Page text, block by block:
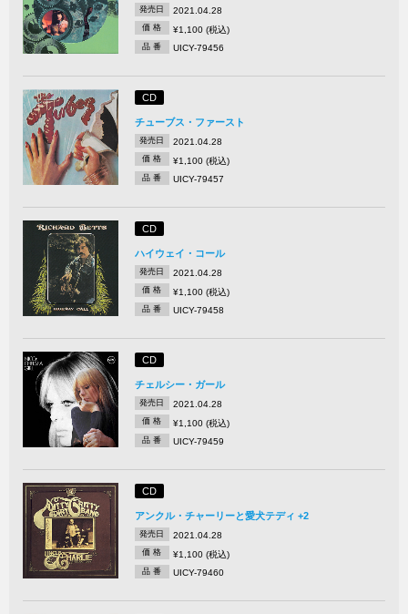
発売日 2021.04.28
価 格 ¥1,100 (税込)
品 番 UICY-79456
CD
チューブス・ファースト
発売日 2021.04.28
価 格 ¥1,100 (税込)
品 番 UICY-79457
CD
ハイウェイ・コール
発売日 2021.04.28
価 格 ¥1,100 (税込)
品 番 UICY-79458
CD
チェルシー・ガール
発売日 2021.04.28
価 格 ¥1,100 (税込)
品 番 UICY-79459
CD
アンクル・チャーリーと愛犬テディ +2
発売日 2021.04.28
価 格 ¥1,100 (税込)
品 番 UICY-79460